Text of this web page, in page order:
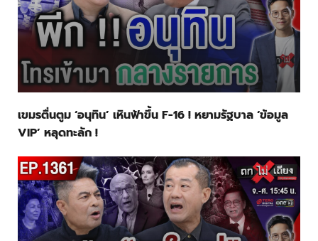
เขมรตื่นตูม ‘อนุทิน’ เหินฟ้าขึ้น F-16 ! หยามรัฐบาล ‘ข้อมูล
VIP’ หลุดทะลัก !